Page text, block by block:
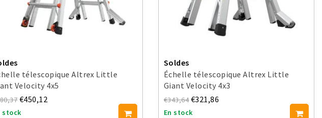
télescopique Altrex Little
Velocity 4x5
€450,12
stock
Soldes
Échelle télescopique Altrex Little
Giant Velocity 4x3
€343,64 €321,86
En stock